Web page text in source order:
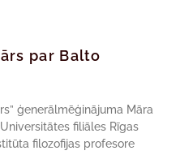
par Balto
ģenerālmēģinājuma Māra
filiāles Rīgas
filozofijas profesore